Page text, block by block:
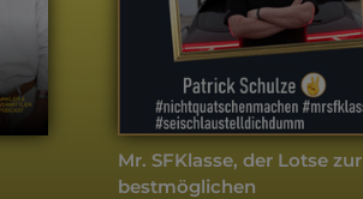
Mr. SFKlasse, der Lotse zur
bestmöglichen